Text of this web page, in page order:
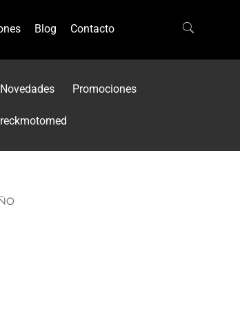
Blog Contacto
Novedades Promociones
reckmotomed